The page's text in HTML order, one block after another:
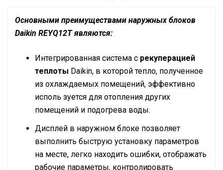
Основными преимуществами наружных блоков
Daikin REYQ12T являются:
Интегрированная система с рекуперацией
теплоты Daikin, в которой тепло, полученное
из охлаждаемых помещений, эффективно
исполь зуется для отопления других
помещений и подогрева воды.
Дисплей в наружном блоке позволяет
выполнить быструю установку параметров
на месте, легко находить ошибки, отображать
рабочие параметры, контролировать